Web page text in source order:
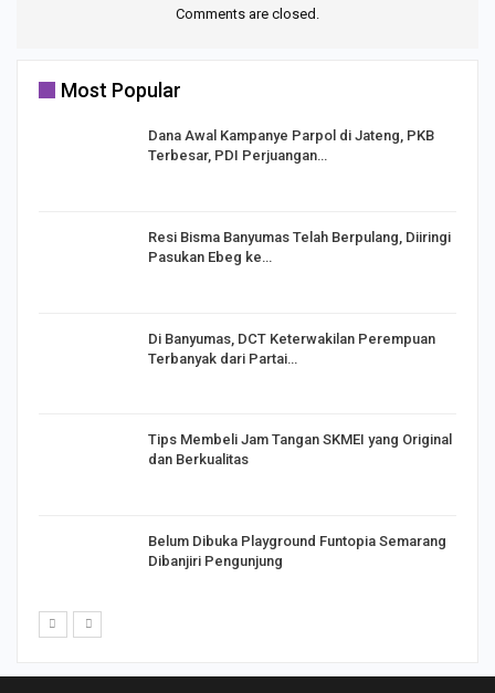
Comments are closed.
Most Popular
Dana Awal Kampanye Parpol di Jateng, PKB
Terbesar, PDI Perjuangan…
Resi Bisma Banyumas Telah Berpulang, Diiringi
Pasukan Ebeg ke…
Di Banyumas, DCT Keterwakilan Perempuan
Terbanyak dari Partai…
Tips Membeli Jam Tangan SKMEI yang Original
dan Berkualitas
Belum Dibuka Playground Funtopia Semarang
Dibanjiri Pengunjung